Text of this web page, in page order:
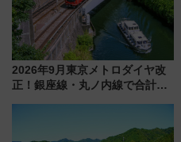
2026年9月東京メトロダイヤ改
正！銀座線・丸ノ内線で合計